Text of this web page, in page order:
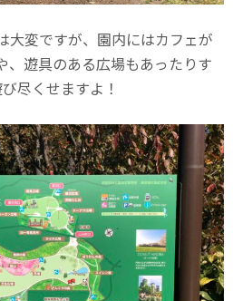
大変ですが、園内にはカフェが
、遊具のある広場もあったりす
尽くせますよ！